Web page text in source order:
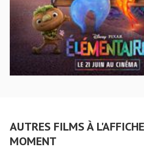
AUTRES FILMS À
MOMENT